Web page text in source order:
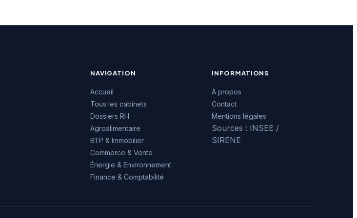
économique de la Côte
NAVIGATION
Accueil
Tous les cabinets
Dossiers RH
Agroalimentaire
BTP & Immobilier
Commerce & Vente
Énergie & Environnement
Finance & Comptabilité
INFORMATIONS
À propos
Contact
Mentions légales
Sources : INSEE /
SIRENE